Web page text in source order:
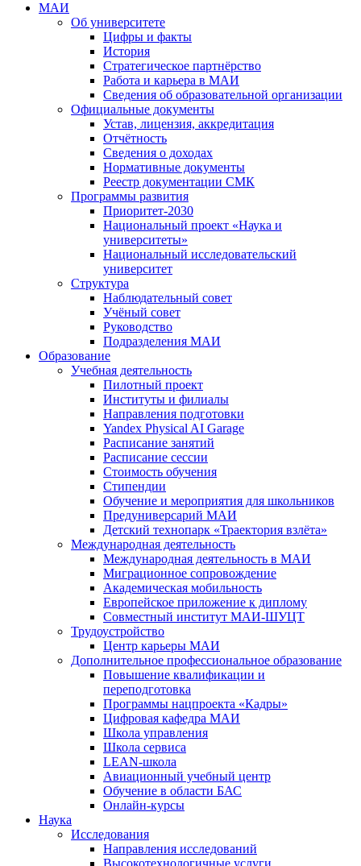
МАИ
Об университете
Цифры и факты
История
Стратегическое партнёрство
Работа и карьера в МАИ
Сведения об образовательной организации
Официальные документы
Устав, лицензия, аккредитация
Отчётность
Сведения о доходах
Нормативные документы
Реестр документации СМК
Программы развития
Приоритет-2030
Национальный проект «Наука и
университеты»
Национальный исследовательский
университет
Структура
Наблюдательный совет
Учёный совет
Руководство
Подразделения МАИ
Образование
Учебная деятельность
Пилотный проект
Институты и филиалы
Направления подготовки
Yandex Physical AI Garage
Расписание занятий
Расписание сессии
Стоимость обучения
Стипендии
Обучение и мероприятия для школьников
Предуниверсарий МАИ
Детский технопарк «Траектория взлёта»
Международная деятельность
Международная деятельность в МАИ
Миграционное сопровождение
Академическая мобильность
Европейское приложение к диплому
Совместный институт МАИ-ШУЦТ
Трудоустройство
Центр карьеры МАИ
Дополнительное профессиональное образование
Повышение квалификации и
переподготовка
Программы нацпроекта «Кадры»
Цифровая кафедра МАИ
Школа управления
Школа сервиса
LEAN-школа
Авиационный учебный центр
Обучение в области БАС
Онлайн-курсы
Наука
Исследования
Направления исследований
Высокотехнологичные услуги